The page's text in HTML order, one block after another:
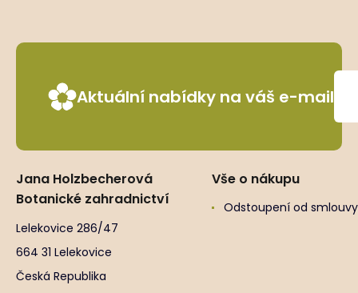
Aktuální nabídky na váš e-mail
Jana Holzbecherová
Botanické zahradnictví
Lelekovice 286/47
664 31 Lelekovice
Česká Republika
Vše o nákupu
Odstoupení od smlouvy